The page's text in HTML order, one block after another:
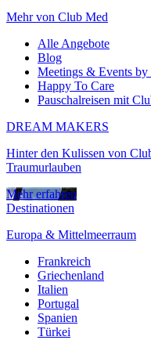
Mehr von Club Med
Alle Angebote
Blog
Meetings & Events
Happy To Care
Pauschalreisen mit
DREAM MAKERS
Hinter den Kulissen von
Traumurlauben
Mehr erfahren
Destinationen
Europa & Mittelmeerraum
Frankreich
Griechenland
Italien
Portugal
Spanien
Türkei